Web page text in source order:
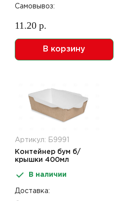
Самовывоз:
11.20 р.
В корзину
Артикул: Б9991
Контейнер бум б/
крышки 400мл
крафт+белый ECO
В наличии
Доставка: